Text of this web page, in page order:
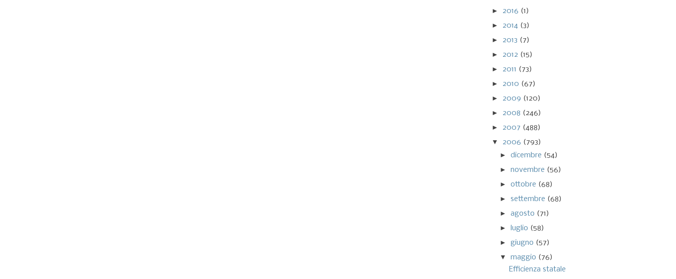
► 2016 (1)
► 2014 (3)
► 2013 (7)
► 2012 (15)
► 2011 (73)
► 2010 (67)
► 2009 (120)
► 2008 (246)
► 2007 (488)
▼ 2006 (793)
►dicembre (54)
►novembre (56)
►ottobre (68)
► settembre (68)
►agosto (71)
►luglio (58)
►giugno (57)
▼maggio (76)
Efficienza statale